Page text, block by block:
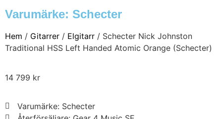
Varumärke: Schecter
Hem / Gitarrer / Elgitarr / Schecter Nick Johnston
Traditional HSS Left Handed Atomic Orange (Schecter)
14 799 kr
Varumärke: Schecter